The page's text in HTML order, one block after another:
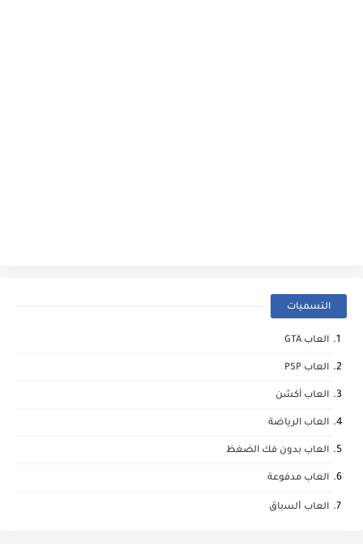
التسميات
العاب GTA
العاب PSP
العاب أكشن
العاب الرياضة
العاب بدون فك الضغظ
العاب مدفوعة
العاب ﺍﻟﺴباق